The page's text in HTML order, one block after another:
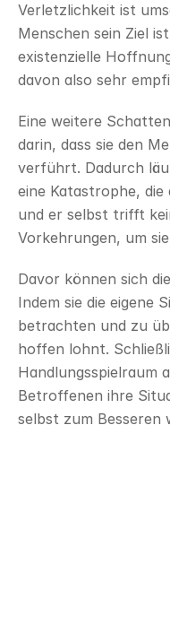
Verletzlichkeit ist
Menschen sein Ziel
existenzielle
davon also sehr
Eine weitere
darin, dass sie den
verführt. Dadurch
eine Katastrophe,
und er selbst trifft
Vorkehrungen, um
Davor können sich
Indem sie die eigene
betrachten und zu
hoffen lohnt.
Handlungsspielraum
Betroffenen ihre
selbst zum Besseren